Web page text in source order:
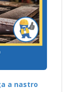
a nastro